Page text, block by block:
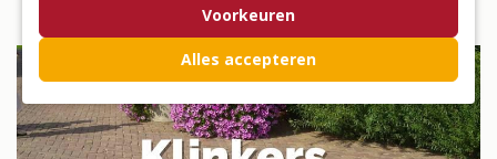
Voorkeuren
Alles accepteren